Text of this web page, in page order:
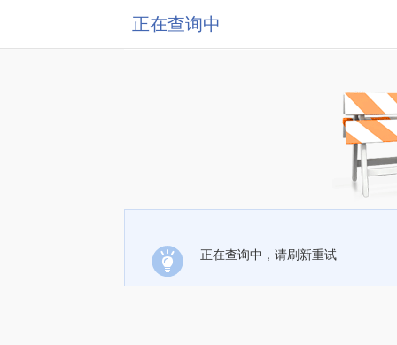
正在查询中
正在查询中，请刷新重试